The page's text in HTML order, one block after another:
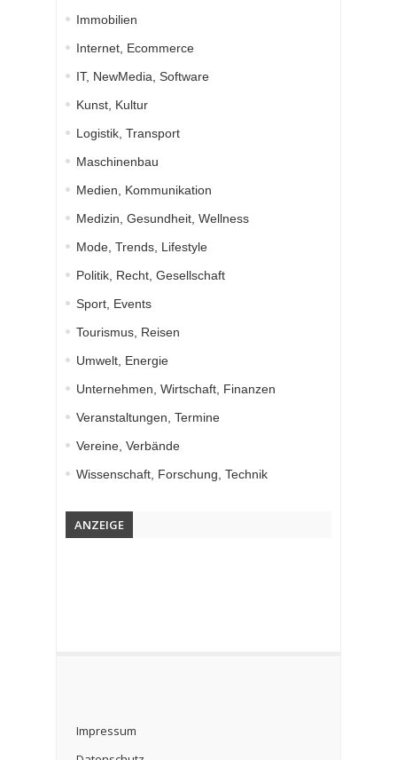
Immobilien
Internet, Ecommerce
IT, NewMedia, Software
Kunst, Kultur
Logistik, Transport
Maschinenbau
Medien, Kommunikation
Medizin, Gesundheit, Wellness
Mode, Trends, Lifestyle
Politik, Recht, Gesellschaft
Sport, Events
Tourismus, Reisen
Umwelt, Energie
Unternehmen, Wirtschaft, Finanzen
Veranstaltungen, Termine
Vereine, Verbände
Wissenschaft, Forschung, Technik
ANZEIGE
Impressum